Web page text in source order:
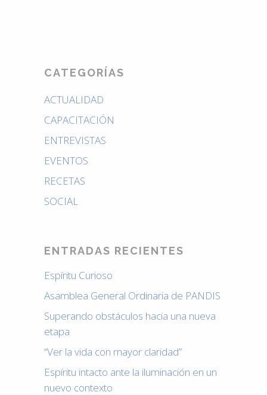
CATEGORÍAS
ACTUALIDAD
CAPACITACIÓN
ENTREVISTAS
EVENTOS
RECETAS
SOCIAL
ENTRADAS RECIENTES
Espíritu Curioso
Asamblea General Ordinaria de PANDIS
Superando obstáculos hacia una nueva
etapa
“Ver la vida con mayor claridad”
Espíritu intacto ante la iluminación en un
nuevo contexto